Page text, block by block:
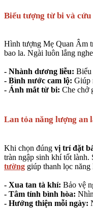
Biểu tượng từ bi và cứu
Hình tượng Mẹ Quan Âm
bao la. Ngài luôn lắng
- Nhành dương liễu: Biểu
- Bình nước cam lộ: Giúp
- Ánh mắt từ bi: Che chở
Lan tỏa năng lượng an
Khi chọn đúng vị trí đặt
tràn ngập sinh khí tốt lành.
tường giúp thanh lọc
- Xua tan tà khí: Bảo vệ
- Tâm tính bình hòa:
- Hướng thiện mỗi ngày: